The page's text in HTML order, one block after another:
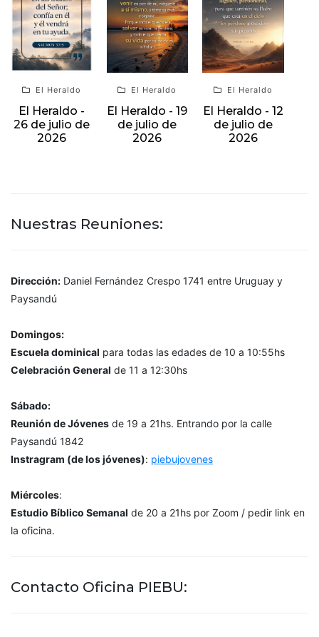
El Heraldo
El Heraldo -
26 de julio de
2026
El Heraldo
El Heraldo - 19
de julio de
2026
El Heraldo
El Heraldo - 12
de julio de
2026
Nuestras Reuniones:
Dirección: Daniel Fernández Crespo 1741 entre Uruguay y
Paysandú
Domingos:
Escuela dominical para todas las edades de 10 a 10:55hs
Celebración General de 11 a 12:30hs
Sábado:
Reunión de Jóvenes de 19 a 21hs. Entrando por la calle
Paysandú 1842
Instragram (de los jóvenes): piebujovenes
Miércoles:
Estudio Bíblico Semanal de 20 a 21hs por Zoom / pedir link en
la oficina.
Contacto Oficina PIEBU: